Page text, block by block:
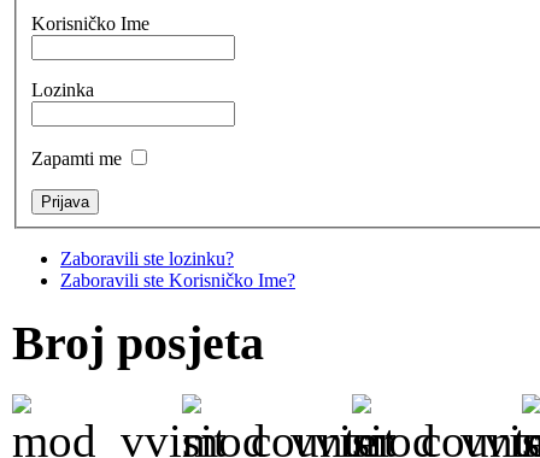
Korisničko Ime
Lozinka
Zapamti me
Zaboravili ste lozinku?
Zaboravili ste Korisničko Ime?
Broj posjeta